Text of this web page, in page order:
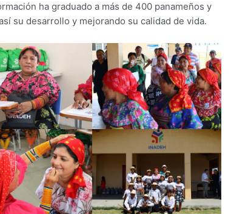
ha graduado a más de 400 panameños y
su desarrollo y mejorando su calidad de vida.